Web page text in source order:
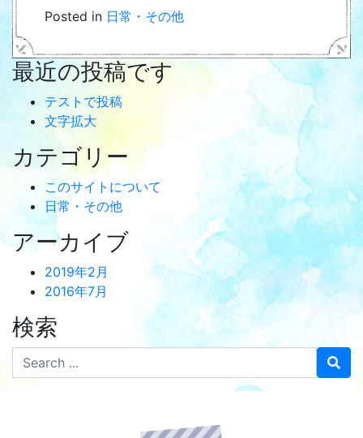
Posted in 日常・その他
最近の投稿です
テストで投稿
文字拡大
カテゴリー
このサイトについて
日常・その他
アーカイブ
2019年2月
2016年7月
検索
Search for